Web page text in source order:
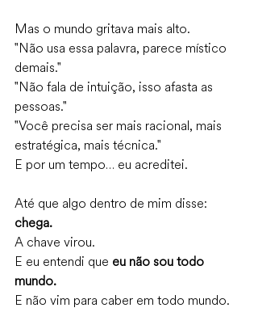
Mas o mundo gritava mais alto.
"Não usa essa palavra, parece místico
demais."
"Não fala de intuição, isso afasta as
pessoas."
"Você precisa ser mais racional, mais
estratégica, mais técnica."
E por um tempo… eu acreditei.
Até que algo dentro de mim disse:
chega.
A chave virou.
E eu entendi que eu não sou todo
mundo.
E não vim para caber em todo mundo.